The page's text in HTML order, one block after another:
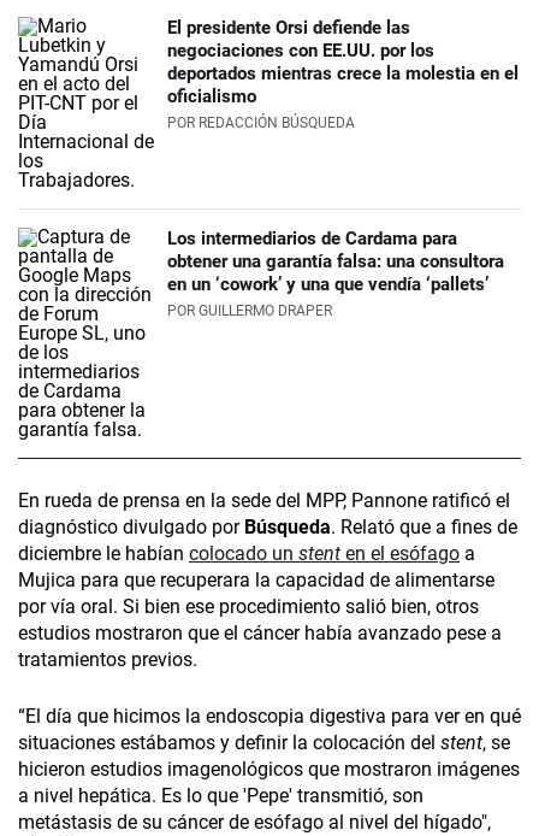
El presidente Orsi defiende las
negociaciones con EE.UU. por los
deportados mientras crece la molestia en el
oficialismo
POR REDACCIÓN BÚSQUEDA
Los intermediarios de Cardama para
obtener una garantía falsa: una consultora
en un ‘cowork’ y una que vendía ‘pallets’
POR GUILLERMO DRAPER
En rueda de prensa en la sede del MPP, Pannone ratificó el
diagnóstico divulgado por Búsqueda. Relató que a fines de
diciembre le habían colocado un stent en el esófago a
Mujica para que recuperara la capacidad de alimentarse
por vía oral. Si bien ese procedimiento salió bien, otros
estudios mostraron que el cáncer había avanzado pese a
tratamientos previos.
“El día que hicimos la endoscopia digestiva para ver en qué
situaciones estábamos y definir la colocación del stent, se
hicieron estudios imagenológicos que mostraron imágenes
a nivel hepática. Es lo que 'Pepe' transmitió, son
metástasis de su cáncer de esófago al nivel del hígado",